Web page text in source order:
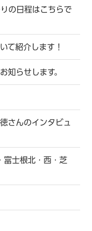
の日程はこちらで
て紹介します！
知らせします。
さんのインタビュ
士根北・西・芝